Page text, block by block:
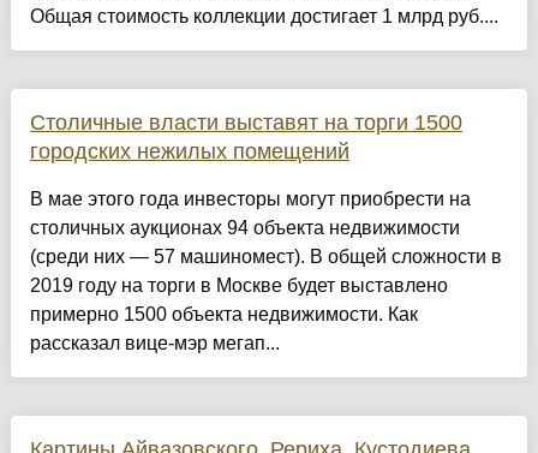
Общая стоимость коллекции достигает 1 млрд руб....
Столичные власти выставят на торги 1500
городских нежилых помещений
В мае этого года инвесторы могут приобрести на
столичных аукционах 94 объекта недвижимости
(среди них — 57 машиномест). В общей сложности в
2019 году на торги в Москве будет выставлено
примерно 1500 объекта недвижимости. Как
рассказал вице-мэр мегап...